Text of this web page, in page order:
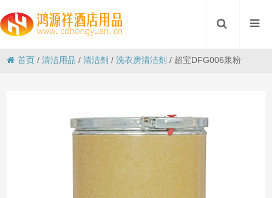
首页 /清洁用品 /清洁剂 /洗衣房清洁剂 / 超宝DFG006浆粉